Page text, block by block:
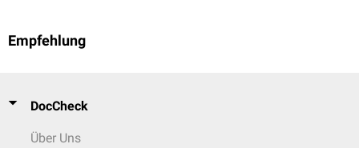
Empfehlung
DocCheck
Über Uns